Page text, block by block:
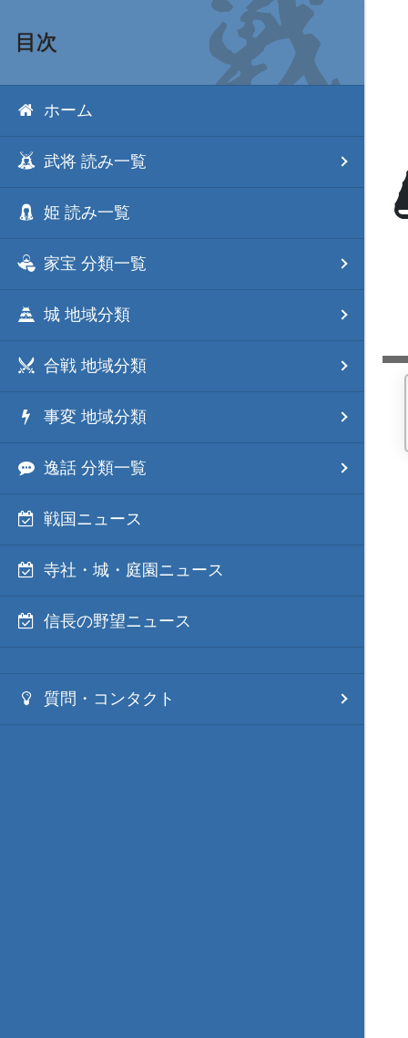
目次
ホーム
武将 読み一覧
姫 読み一覧
家宝 分類一覧
城 地域分類
合戦 地域分類
事変 地域分類
逸話 分類一覧
戦国ニュース
寺社・城・庭園ニュース
信長の野望ニュース
質問・コンタクト